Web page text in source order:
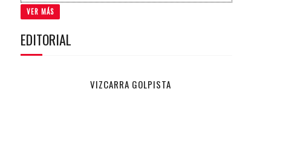
VER MÁS
EDITORIAL
VIZCARRA GOLPISTA